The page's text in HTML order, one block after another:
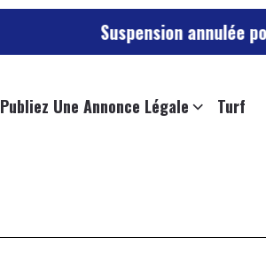
Suspension annulée
Publiez Une Annonce Légale Turf